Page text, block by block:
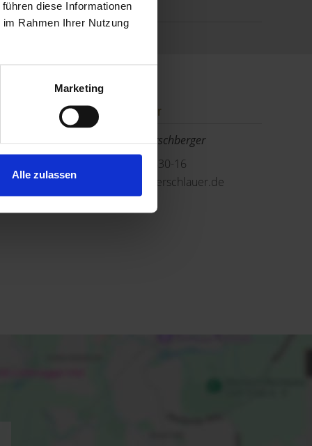
diese Informationen
Rahmen Ihrer Nutzung
Marketing
Alle zulassen
Ansprechpartner
Herr ZZ_Holger Kirschberger
Telefon: 089 749830-16
h.kirschberger@gerschlauer.de